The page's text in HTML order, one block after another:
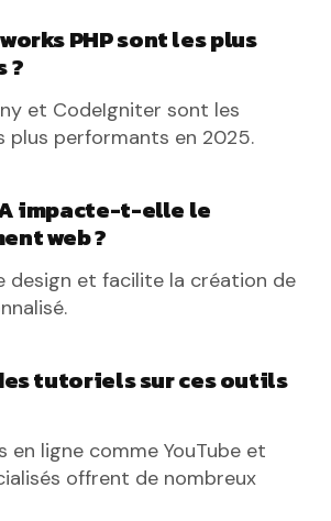
PHP sont les plus
?
et CodeIgniter sont les
plus performants en 2025.
impacte-t-elle le
web ?
design et facilite la création de
tutoriels sur ces outils
en ligne comme YouTube et
offrent de nombreux